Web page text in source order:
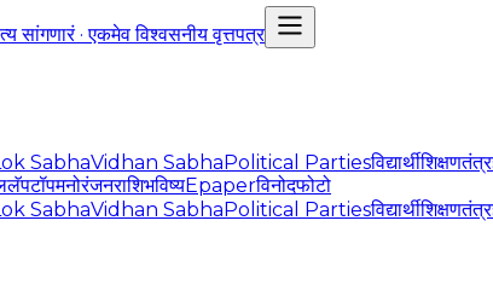
सांगणारं · एकमेव विश्वसनीय वृत्तपत्र
SabhaVidhan SabhaPolitical Partiesविद्यार्थीशिक्षण
लॅपटॉपमनोरंजनराशिभविष्यEpaperविनोदफोटो
SabhaVidhan SabhaPolitical Partiesविद्यार्थीशिक्षण